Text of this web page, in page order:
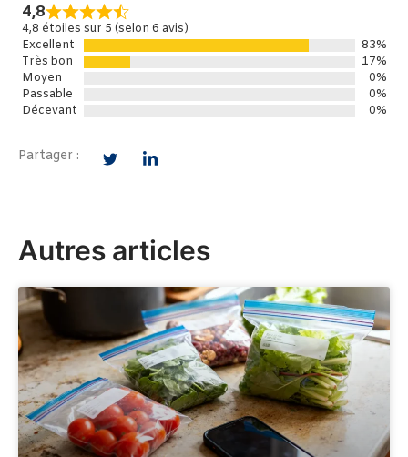
4,8
4,8 étoiles sur 5 (selon 6 avis)
Excellent
83%
Très bon
17%
Moyen
0%
Passable
0%
Décevant
0%
Partager :
Autres articles